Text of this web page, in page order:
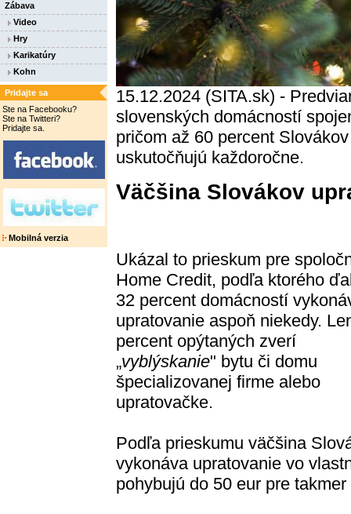
Zábava
Video
Hry
Karikatúry
Kohn
Pridajte sa
Ste na Facebooku?
Ste na Twitteri?
Pridajte sa.
Mobilná verzia
15.12.2024 (SITA.sk) -
slovenských domácností
pričom až 60 percent
uskutočňujú každoročne.
Väčšina Slovákov
Ukázal to prieskum pre
Home Credit, podľa ktorého
32 percent domácností
upratovanie aspoň niekedy.
percent opýtaných zverí
„vyblýskanie" bytu či domu
špecializovanej firme alebo
upratovačke.
Podľa prieskumu väčšina
vykonáva upratovanie vo
pohybujú do 50 eur pre